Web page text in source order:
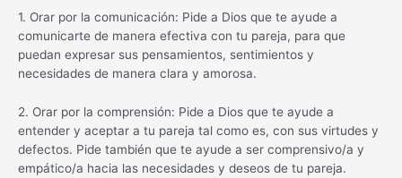
1. Orar por la comunicación: Pide a Dios que te ayude a
comunicarte de manera efectiva con tu pareja, para que
puedan expresar sus pensamientos, sentimientos y
necesidades de manera clara y amorosa.
2. Orar por la comprensión: Pide a Dios que te ayude a
entender y aceptar a tu pareja tal como es, con sus virtudes y
defectos. Pide también que te ayude a ser comprensivo/a y
empático/a hacia las necesidades y deseos de tu pareja.